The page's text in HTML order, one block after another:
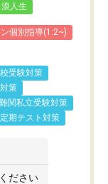
浪人生
個別指導(1:2~)
受験対策
策
難関私立受験対策
定期テスト対策
ださい